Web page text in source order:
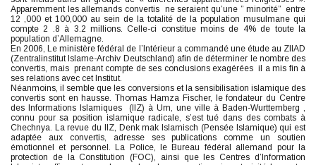
Apparemment les allemands convertis ne seraient qu’une ” minorité” entre
12 ,000 et 100,000 au sein de la totalité de la population musulmane qui
compte 2 .8 à 3.2 millions. Celle-ci constitue moins de 4% de toute la
population d’Allemagne.
En 2006, Le ministère fédéral de l’Intérieur a commandé une étude au ZIIAD
(Zentralinstitut Islame-Archiv Deutschland) afin de déterminer le nombre des
convertis, mais prenant compte de ses conclusions exagérées il a mis fin à
ses relations avec cet Institut.
Néanmoins, il semble que les conversions et la sensibilisation islamique des
convertis sont en hausse. Thomas Hamza Fischer, le fondateur du Centre
des Informations Islamiques (IIZ) à Um, une ville à Baden-Wurttemberg ,
connu pour sa position islamique radicale, s’est tué dans des combats à
Chechnya. La revue du IIZ, Denk mak Islamisch (Pensée Islamique) qui est
adaptée aux convertis, adresse ses publications comme un soutien
émotionnel et personnel. La Police, le Bureau fédéral allemand pour la
protection de la Constitution (FOC), ainsi que les Centres d’Information